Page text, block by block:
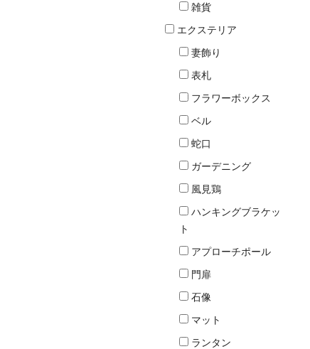
雑貨
エクステリア
妻飾り
表札
フラワーボックス
ベル
蛇口
ガーデニング
風見鶏
ハンキングブラケッ
ト
アプローチポール
門扉
石像
マット
ランタン